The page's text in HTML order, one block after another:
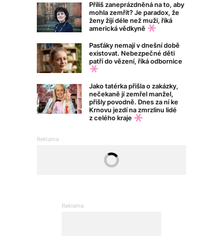
Příliš zaneprázdněná na to, aby
mohla zemřít? Je paradox, že
ženy žijí déle než muži, říká
americká vědkyně
Pasťáky nemají v dnešní době
existovat. Nebezpečné děti
patří do vězení, říká odbornice
Jako tatérka přišla o zakázky,
nečekaně jí zemřel manžel,
přišly povodně. Dnes za ní ke
Krnovu jezdí na zmrzlinu lidé
z celého kraje